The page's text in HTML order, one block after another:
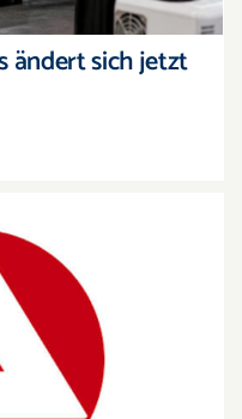
ändert sich jetzt
Arbeitslose, aber
Stellen